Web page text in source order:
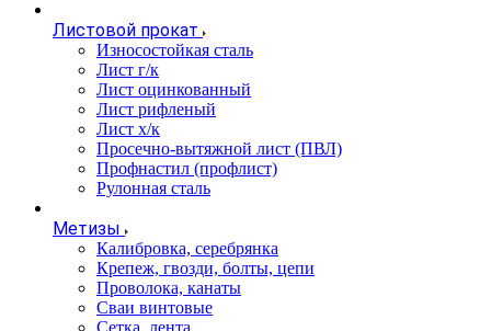
Листовой прокат
Износостойкая сталь
Лист г/к
Лист оцинкованный
Лист рифленый
Лист х/к
Просечно-вытяжной лист (ПВЛ)
Профнастил (профлист)
Рулонная сталь
Метизы
Калибровка, серебрянка
Крепеж, гвозди, болты, цепи
Проволока, канаты
Сваи винтовые
Сетка, лента